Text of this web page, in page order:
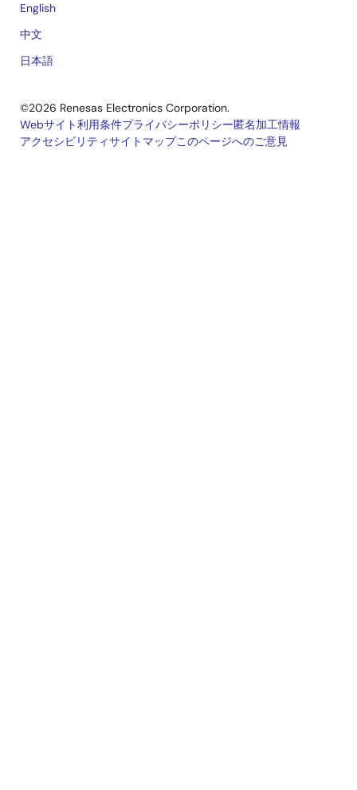
English
中文
日本語
©2026 Renesas Electronics Corporation.
Legal
Webサイト利用条件プライバシーポリシー匿名加工情報
アクセシビリティサイトマップこのページへのご意見